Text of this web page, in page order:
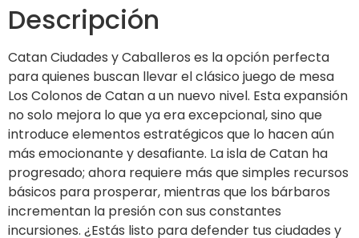
Descripción
Catan Ciudades y Caballeros es la opción perfecta
para quienes buscan llevar el clásico juego de mesa
Los Colonos de Catan a un nuevo nivel. Esta expansión
no solo mejora lo que ya era excepcional, sino que
introduce elementos estratégicos que lo hacen aún
más emocionante y desafiante. La isla de Catan ha
progresado; ahora requiere más que simples recursos
básicos para prosperar, mientras que los bárbaros
incrementan la presión con sus constantes
incursiones. ¿Estás listo para defender tus ciudades y